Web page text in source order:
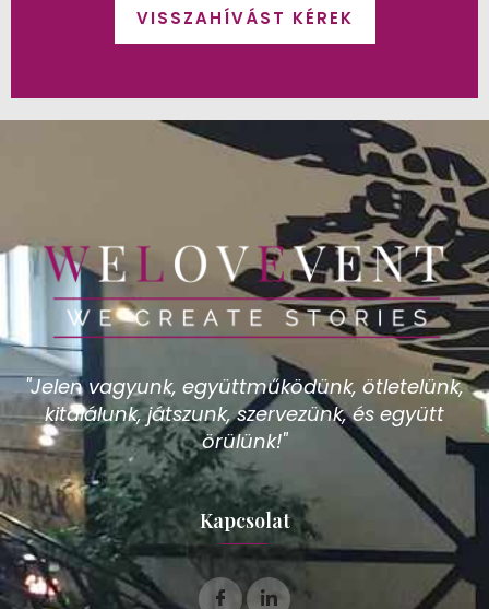
VISSZAHÍVÁST KÉREK
"Jelen vagyunk, együttműködünk, ötletelünk,
kitalálunk, játszunk, szervezünk, és együtt
örülünk!"
Kapcsolat